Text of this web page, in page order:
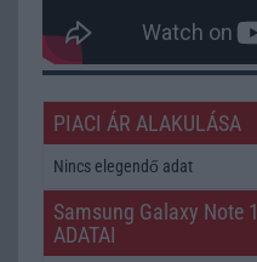
PIACI ÁR ALAKULÁSA
Nincs elegendő adat
Samsung Galaxy Note
ADATAI